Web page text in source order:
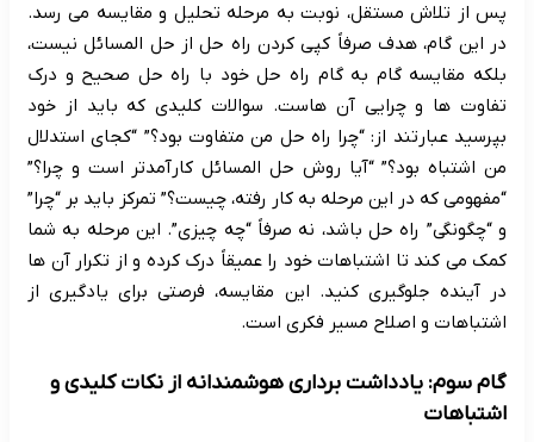
پس از تلاش مستقل، نوبت به مرحله تحلیل و مقایسه می رسد.
در این گام، هدف صرفاً کپی کردن راه حل از حل المسائل نیست،
بلکه مقایسه گام به گام راه حل خود با راه حل صحیح و درک
تفاوت ها و چرایی آن هاست. سوالات کلیدی که باید از خود
بپرسید عبارتند از: “چرا راه حل من متفاوت بود؟” “کجای استدلال
من اشتباه بود؟” “آیا روش حل المسائل کارآمدتر است و چرا؟”
“مفهومی که در این مرحله به کار رفته، چیست؟” تمرکز باید بر “چرا”
و “چگونگی” راه حل باشد، نه صرفاً “چه چیزی”. این مرحله به شما
کمک می کند تا اشتباهات خود را عمیقاً درک کرده و از تکرار آن ها
در آینده جلوگیری کنید. این مقایسه، فرصتی برای یادگیری از
اشتباهات و اصلاح مسیر فکری است.
گام سوم: یادداشت برداری هوشمندانه از نکات کلیدی و
اشتباهات